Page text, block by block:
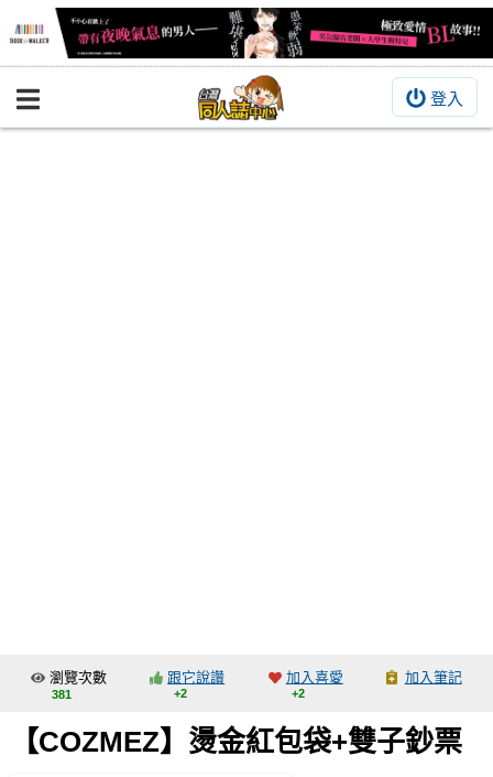
登入
BOOKY書集倉庫
交流中心
攤位轉讓區
瀏覽次數
381
跟它說讚
+2
加入喜愛
+2
加入筆記
【COZMEZ】燙金紅包袋+雙子鈔票